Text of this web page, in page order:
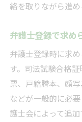
絡を取りながら進め
弁護士登録で求め
弁護士登録時に求
す。司法試験合格
票、戸籍謄本、顔
などが一般的に必
護士会によって追